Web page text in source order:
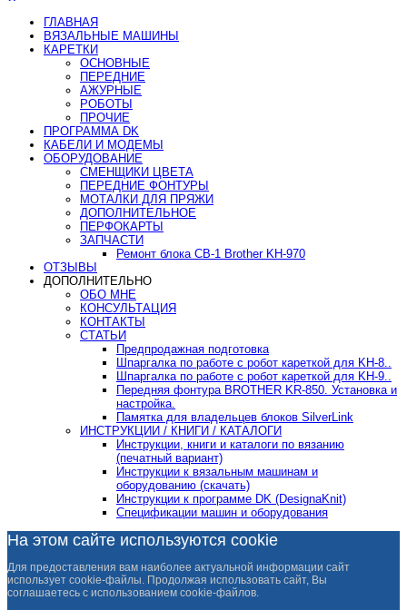
ГЛАВНАЯ
ВЯЗАЛЬНЫЕ МАШИНЫ
КАРЕТКИ
ОСНОВНЫЕ
ПЕРЕДНИЕ
АЖУРНЫЕ
РОБОТЫ
ПРОЧИЕ
ПРОГРАММА DK
КАБЕЛИ И МОДЕМЫ
ОБОРУДОВАНИЕ
СМЕНЩИКИ ЦВЕТА
ПЕРЕДНИЕ ФОНТУРЫ
МОТАЛКИ ДЛЯ ПРЯЖИ
ДОПОЛНИТЕЛЬНОЕ
ПЕРФОКАРТЫ
ЗАПЧАСТИ
Ремонт блока CB-1 Brother KH-970
ОТЗЫВЫ
ДОПОЛНИТЕЛЬНО
ОБО МНЕ
КОНСУЛЬТАЦИЯ
КОНТАКТЫ
СТАТЬИ
Предпродажная подготовка
Шпаргалка по работе с робот кареткой для KH-8..
Шпаргалка по работе с робот кареткой для KH-9..
Передняя фонтура BROTHER KR-850. Установка и
настройка.
Памятка для владельцев блоков SilverLink
ИНСТРУКЦИИ / КНИГИ / КАТАЛОГИ
Инструкции, книги и каталоги по вязанию
(печатный вариант)
Инструкции к вязальным машинам и
оборудованию (скачать)
Инструкции к программе DK (DesignaKnit)
Спецификации машин и оборудования
На этом сайте используются cookie
Для предоставления вам наиболее актуальной информации сайт
использует cookie-файлы. Продолжая использовать сайт, Вы
соглашаетесь с использованием cookie-файлов.